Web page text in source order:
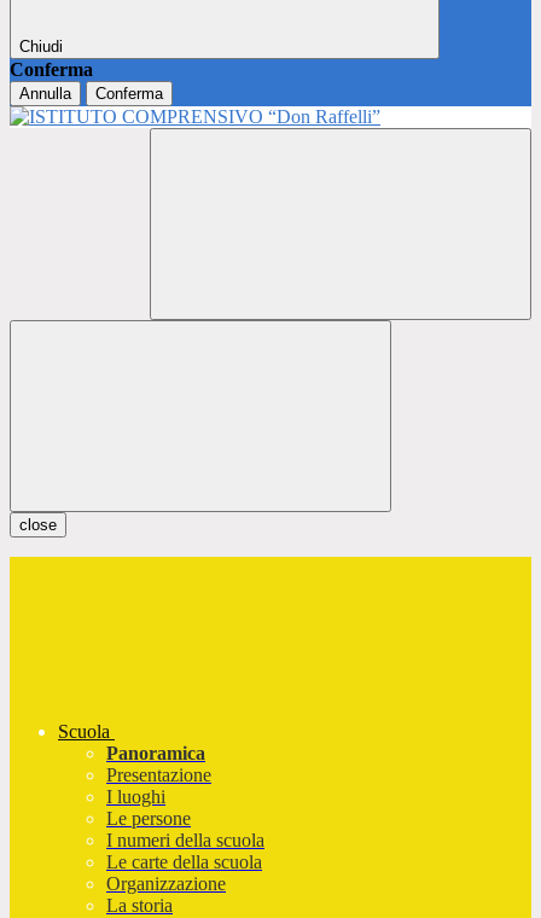
Chiudi
Conferma
Annulla Conferma
close
Scuola
Panoramica
Presentazione
I luoghi
Le persone
I numeri della scuola
Le carte della scuola
Organizzazione
La storia